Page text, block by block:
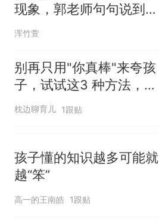
现象，郭老师句句说到心
坎里
浑竹萱
别再只用"你真棒"来夸孩
子，试试这3 种方法，孩
子表现会更突出
枕边聊育儿 1跟贴
孩子懂的知识越多可能就
越“笨”
高一的王南皓 1跟贴